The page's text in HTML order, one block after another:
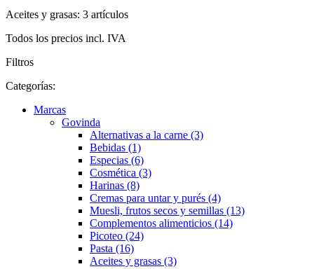
Aceites y grasas: 3 artículos
Todos los precios incl. IVA
Filtros
Categorías:
Marcas
Govinda
Alternativas a la carne (3)
Bebidas (1)
Especias (6)
Cosmética (3)
Harinas (8)
Cremas para untar y purés (4)
Muesli, frutos secos y semillas (13)
Complementos alimenticios (14)
Picoteo (24)
Pasta (16)
Aceites y grasas (3)